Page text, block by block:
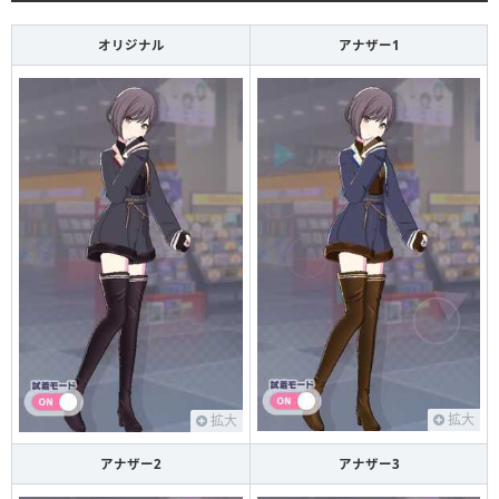
オリジナル アナザー1
拡大 拡大
アナザー2 アナザー3